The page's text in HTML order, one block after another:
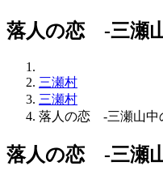
落人の恋 -三瀬
三瀬村
三瀬村
落人の恋 -三瀬山中
落人の恋 -三瀬